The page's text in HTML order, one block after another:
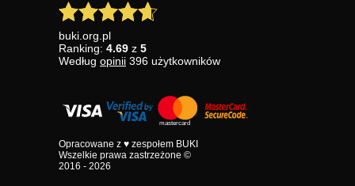
buki.org.pl
Ranking: 4.69 z 5
Według opinii 396 użytkowników
Opracowane z ♥ zespołem BUKI
Wszelkie prawa zastrzeżone ©
2016 - 2026